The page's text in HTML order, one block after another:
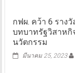
กฟผ. คว้า 6 รางวั
บทบาทรัฐวิสาหกิ
นวัตกรรม
มีนาคม 25, 2023